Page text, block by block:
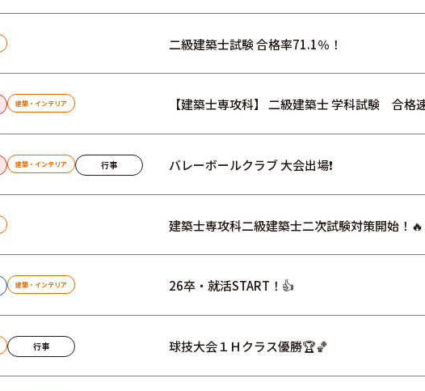
二級建築士試験 合格率71.1％！
建築・インテリア 【建築士専攻科】 二級建築士 学科試験 合格
建築・インテリア 行事 バレーボールクラブ 大会出場❗
建築士専攻科二級建築士二次試験対策開始！🔥
建築・インテリア 26卒・就活START！👍
行事 球技大会１Ｈクラス優勝🏆🏀